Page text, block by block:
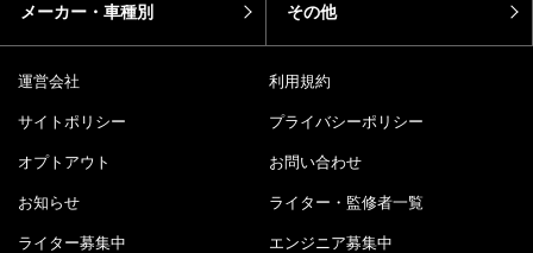
メーカー・車種別 その他
運営会社 利用規約
サイトポリシー プライバシーポリシー
オプトアウト お問い合わせ
お知らせ ライター・監修者一覧
ライター募集中 エンジニア募集中